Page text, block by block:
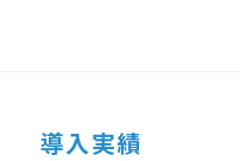
導入実績